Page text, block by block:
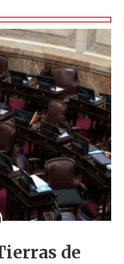
de